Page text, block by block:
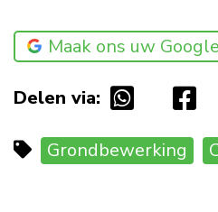
Maak ons uw
Delen via:
Grondbewerking